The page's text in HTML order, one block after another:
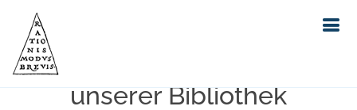
Einfache Suche im Bestand
unserer Bibliothek